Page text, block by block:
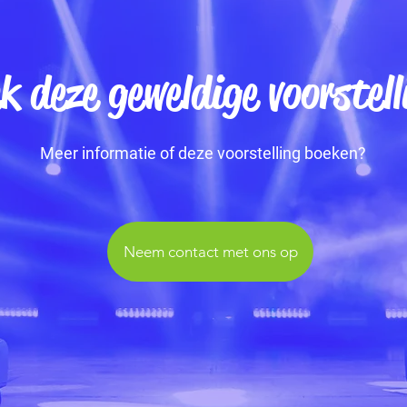
deze geweldige
Meer informatie of deze voorstelling boeken?
Neem contact met ons op